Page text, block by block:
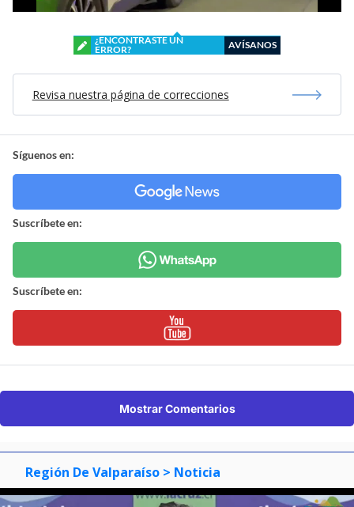
¿ENCONTRASTE UN
ERROR?
AVÍSANOS
Revisa nuestra página de correcciones
Síguenos en:
Suscríbete en:
Suscríbete en:
Mostrar Comentarios
Región De Valparaíso > Noticia